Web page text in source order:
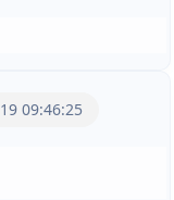
09:46:25